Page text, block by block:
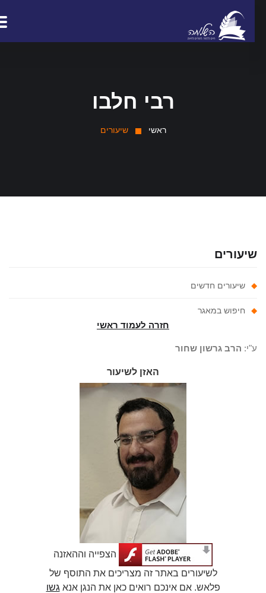
רבי חלבו
ראשי שיעורים
שיעורים חדשים
חיפוש במאגר
חזרה לעמוד ראשי
הרב גרשון שחור
האזן לשיעור
הצפייה וההאזנה
לשיעורים באתר זה מצריכים את התוסף של
פלאש. אם אינכם רואים כאן את הנגן אנאגשו